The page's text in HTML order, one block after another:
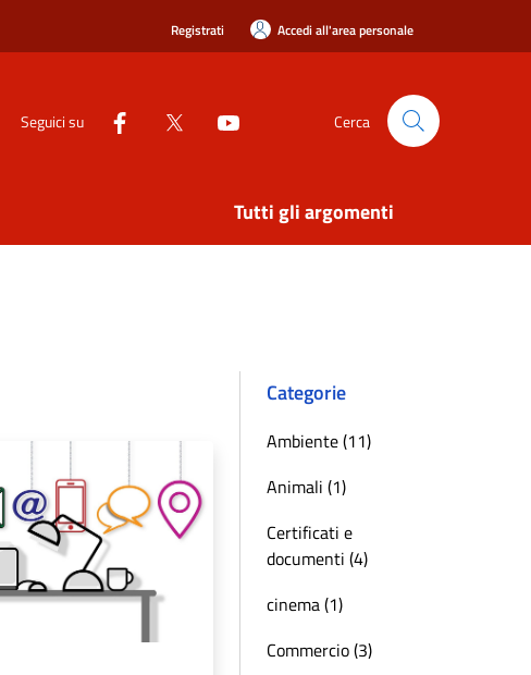
Registrati Accedi all'area personale
Seguici su Cerca
Tutti gli argomenti
Categorie
Ambiente (11)
Animali (1)
Certificati e
documenti (4)
cinema (1)
Commercio (3)